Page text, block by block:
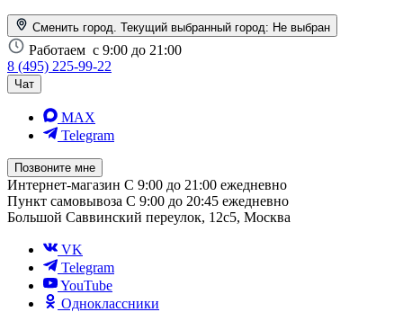
Сменить город. Текущий выбранный город: Не выбран
Работаем с 9:00 до 21:00
8 (495) 225-99-22
Чат
MAX
Telegram
Позвоните мне
Интернет-магазин С 9:00 до 21:00 ежедневно
Пункт самовывоза С 9:00 до 20:45 ежедневно
Большой Саввинский переулок, 12с5, Москва
VK
Telegram
YouTube
Одноклассники